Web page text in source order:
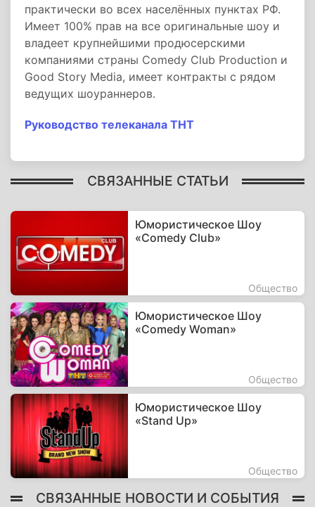
практически во всех населённых пунктах РФ.
Имеет 100% прав на все оригинальные шоу и
владеет крупнейшими продюсерскими
компаниями страны Comedy Club Production и
Good Story Media, имеет контракты с рядом
ведущих шоураннеров.
Руководство телеканала ТНТ
СВЯЗАННЫЕ СТАТЬИ
Юмористическое Шоу
«Comedy Club»
Общество
Юмористическое Шоу
«Comedy Woman»
Общество
Юмористическое Шоу
«Stand Up»
Общество
СВЯЗАННЫЕ НОВОСТИ И СОБЫТИЯ